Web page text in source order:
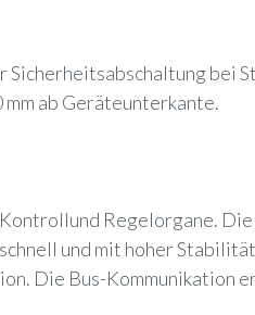
bei
ab Geräteunterkante.
Regelorgane.
und mit hoher
Die Bus-Kommunikation